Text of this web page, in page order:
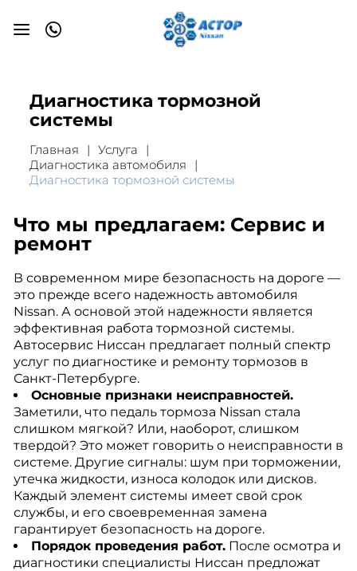
Диагностика тормозной
системы
Главная
Услуга
Диагностика автомобиля
Диагностика тормозной системы
Что мы предлагаем: Сервис и
ремонт
В современном мире безопасность на дороге —
это прежде всего надежность автомобиля
Nissan. А основой этой надежности является
эффективная работа тормозной системы.
Автосервис Ниссан предлагает полный спектр
услуг по диагностике и ремонту тормозов в
Санкт-Петербурге.
Основные признаки неисправностей.
Заметили, что педаль тормоза Nissan стала
слишком мягкой? Или, наоборот, слишком
твердой? Это может говорить о неисправности в
системе. Другие сигналы: шум при торможении,
утечка жидкости, износа колодок или дисков.
Каждый элемент системы имеет свой срок
службы, и его своевременная замена
гарантирует безопасность на дороге.
Порядок проведения работ.После осмотра и
диагностики специалисты Ниссан предложат